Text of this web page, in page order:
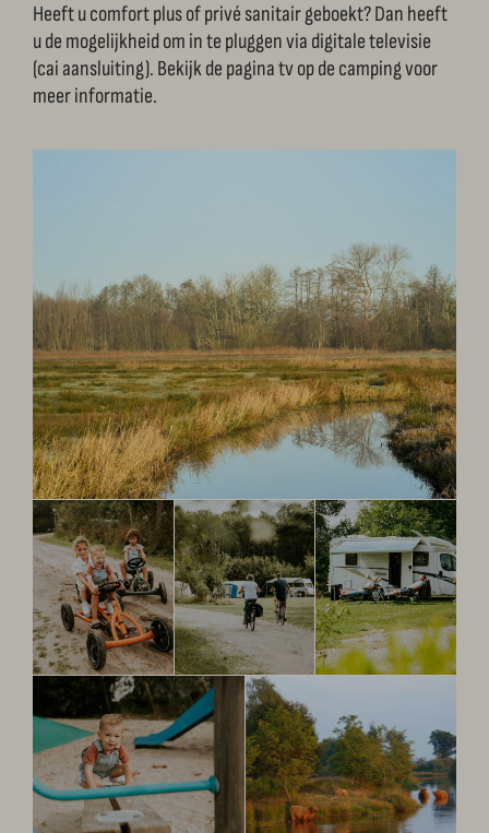
Heeft u comfort plus of privé sanitair geboekt? Dan heeft
u de mogelijkheid om in te pluggen via digitale televisie
(cai aansluiting). Bekijk de pagina tv op de camping voor
meer informatie.